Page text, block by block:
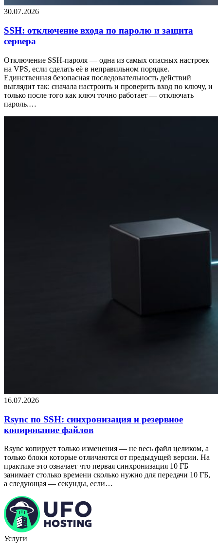
30.07.2026
SSH: отключение входа по паролю и защита
сервера
Отключение SSH-пароля — одна из самых опасных настроек
на VPS, если сделать её в неправильном порядке.
Единственная безопасная последовательность действий
выглядит так: сначала настроить и проверить вход по ключу, и
только после того как ключ точно работает — отключать
пароль.…
16.07.2026
Rsync по SSH: синхронизация и резервное
копирование файлов
Rsync копирует только изменения — не весь файл целиком, а
только блоки которые отличаются от предыдущей версии. На
практике это означает что первая синхронизация 10 ГБ
занимает столько времени сколько нужно для передачи 10 ГБ,
а следующая — секунды, если…
Услуги